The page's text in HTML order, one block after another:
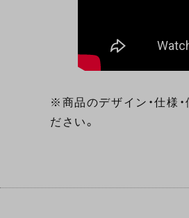
※商品のデザイン・仕様
ださい。